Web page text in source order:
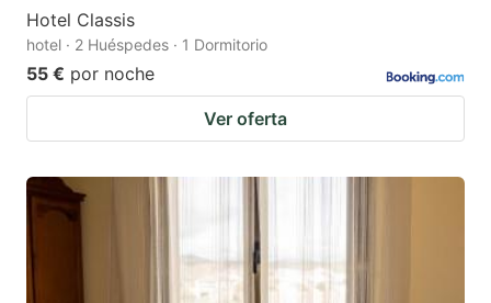
Hotel Classis
hotel · 2 Huéspedes · 1 Dormitorio
55 € por noche
Ver oferta